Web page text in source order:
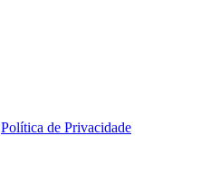
Política de Privacidade